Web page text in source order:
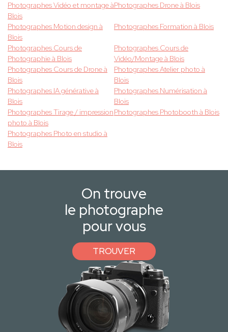
Photographes Vidéo et montage à
Blois
Photographes Drone à Blois
Photographes Motion design à
Blois
Photographes Formation à Blois
Photographes Cours de
Photographie à Blois
Photographes Cours de
Vidéo/Montage à Blois
Photographes Cours de Drone à
Blois
Photographes Atelier photo à
Blois
Photographes IA générative à
Blois
Photographes Numérisation à
Blois
Photographes Tirage / impression
photo à Blois
Photographes Photobooth à Blois
Photographes Photo en studio à
Blois
On trouve
le photographe
pour vous
TROUVER